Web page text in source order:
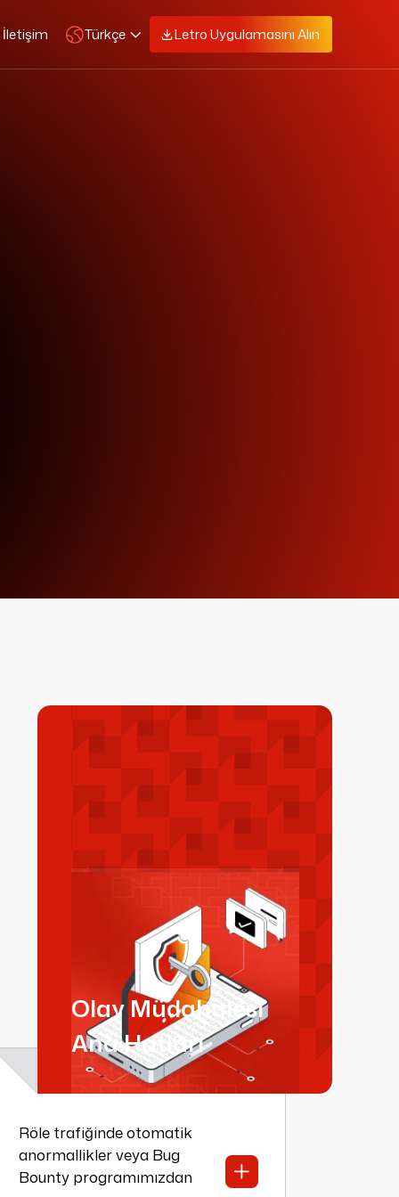
İletişim Türkçe Letro Uygulamasını Alın
Olay Müdahalesi
Ana Hatları
Röle trafiğinde otomatik
anormallikler veya Bug
Bounty programımızdan